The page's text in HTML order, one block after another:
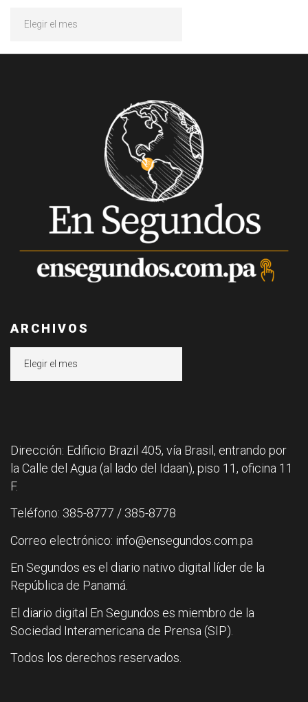
ARCHIVOS
Dirección: Edificio Brazil 405, vía Brasil, entrando por
la Calle del Agua (al lado del Idaan), piso 11, oficina 11
F.
Teléfono: 385-8777 / 385-8778
Correo electrónico: info@ensegundos.com.pa
En Segundos es el diario nativo digital líder de la
República de Panamá.
El diario digital En Segundos es miembro de la
Sociedad Interamericana de Prensa (SIP).
Todos los derechos reservados.